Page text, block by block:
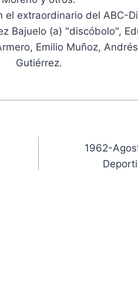
el extraordinario del ABC-
Bajuelo (a) "discóbolo",
Emilio Muñoz,
Gutiérrez.
1962-